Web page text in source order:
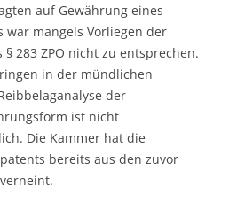
auf Gewährung eines
war mangels Vorliegen der
283 ZPO nicht zu entsprechen.
in der mündlichen
der
ist nicht
Die Kammer hat die
bereits aus den zuvor